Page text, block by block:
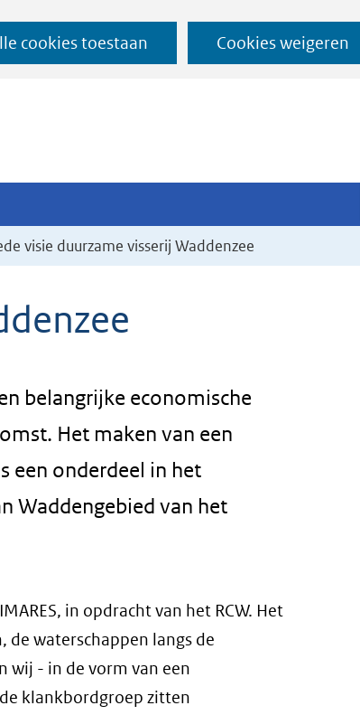
cookies toestaan Cookies weigeren
Ga
naar
visie duurzame visserij Waddenzee
belangrijke economische
Het maken van een
een onderdeel in het
Waddengebied van het
in opdracht van het RCW. Het
de waterschappen langs de
wij - in de vorm van een
klankbordgroep zitten